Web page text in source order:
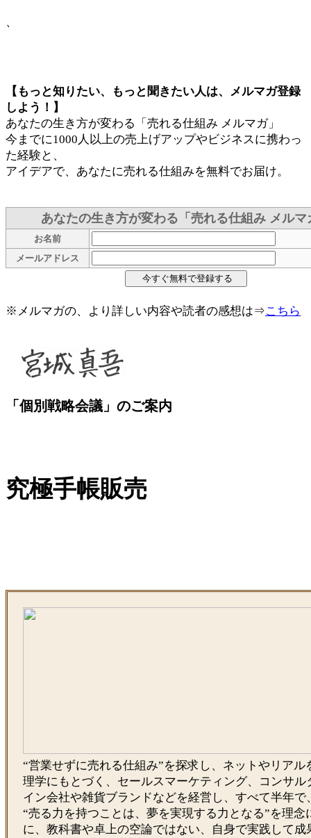
、
【もっと知りたい、もっと聞きたい人は、メルマガ登録
しよう！】
あなたの生き方が変わる「売れる仕組み メルマガ」
今までに1000人以上の売上げアップやビジネスに携わっ
た経験と、
アイデアで、あなたに売れる仕組みを無料でお届け。
あなたの生き方が変わる「売れる仕組み メルマ
お名前
メールアドレス
※メルマガの、より詳しい内容や読者の感想は⇒こちら
「個別戦略会議」のご案内
究極手帳販売
“営業せずに売れる仕組み”を探求し、ネットやリア
理学にもとづく、セールスマーケティング、コンサ
イン会社や雑貨ブランドなどを経営し、すべて半年
“売る力を持つことは、夢を実現する力となる”を理
に、教科書や卓上の空論ではない、自身で実践して